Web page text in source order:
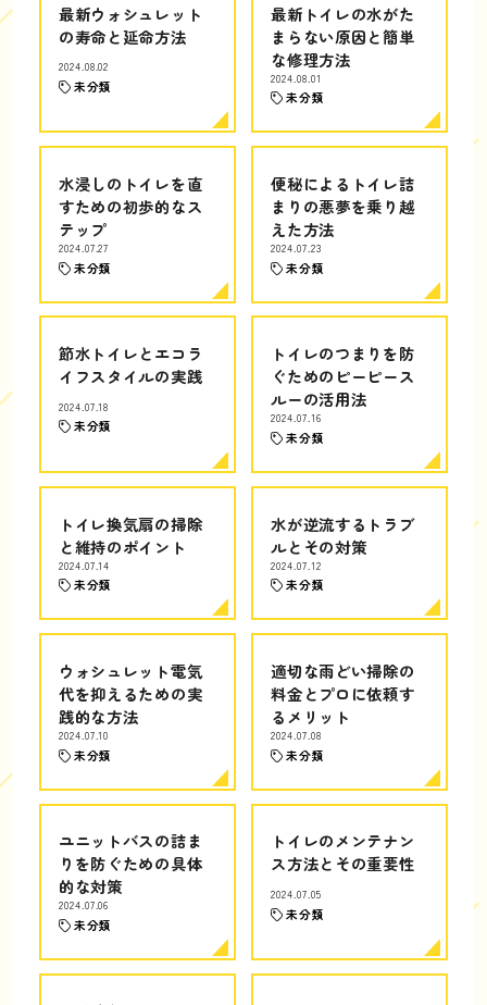
最新ウォシュレット
の寿命と延命方法
2024.08.02
未分類
最新トイレの水がた
まらない原因と簡単
な修理方法
2024.08.01
未分類
水浸しのトイレを直
すための初歩的なス
テップ
2024.07.27
未分類
便秘によるトイレ詰
まりの悪夢を乗り越
えた方法
2024.07.23
未分類
節水トイレとエコラ
イフスタイルの実践
2024.07.18
未分類
トイレのつまりを防
ぐためのピーピース
ルーの活用法
2024.07.16
未分類
トイレ換気扇の掃除
と維持のポイント
2024.07.14
未分類
水が逆流するトラブ
ルとその対策
2024.07.12
未分類
ウォシュレット電気
代を抑えるための実
践的な方法
2024.07.10
未分類
適切な雨どい掃除の
料金とプロに依頼す
るメリット
2024.07.08
未分類
ユニットバスの詰ま
りを防ぐための具体
的な対策
2024.07.06
未分類
トイレのメンテナン
ス方法とその重要性
2024.07.05
未分類